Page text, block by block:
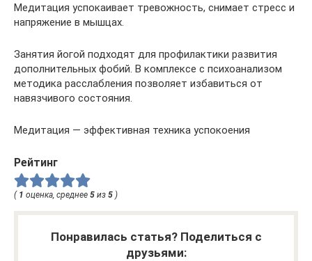
Медитация успокаивает тревожность, снимает стресс и
напряжение в мышцах.
Занятия йогой подходят для профилактики развития
дополнительных фобий. В комплексе с психоанализом
методика расслабления позволяет избавиться от
навязчивого состояния.
Медитация — эффективная техника успокоения
Рейтинг
( 1 оценка, среднее 5 из 5 )
Понравилась статья? Поделиться с
друзьями: